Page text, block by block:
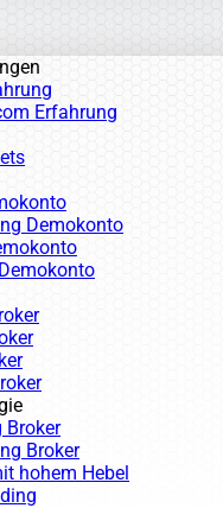
Erfahrung
Demokonto
Broker
Broker
hohem Hebel